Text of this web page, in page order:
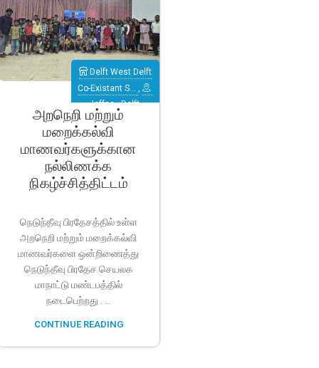
அறநெறி மற்றும்
மறைக்கல்வி
மாணவர்களுக்கான
நல்லிணக்க
நிகழ்ச்சித்திட்டம்
Delft West Delft
Co-Existant S… ,
Jaffna ,Delft
நெடுந்தீவு பிரதேசத்தில் உள்ள
அறநெறி மற்றும் மறைக்கல்வி
மாணவர்களை ஒன்றிணைத்து
நெடுந்தீவு பிரதேச செயலக
மாநாட்டு மண்டபத்தில்
நடைபெற்றது . ...
CONTINUE READING